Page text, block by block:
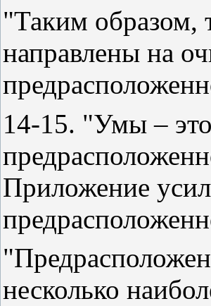
"Таким образом,
направлены на
14-15. "Умы –
Приложение
несколько